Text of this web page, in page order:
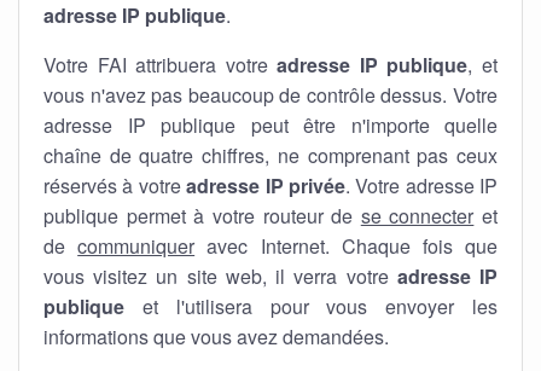
adresse IP publique.
Votre FAI attribuera votreadresse IP publique, et
vous n'avez pas beaucoup de contrôle dessus. Votre
adresse IP publique peut être n'importe quelle
chaîne de quatre chiffres, ne comprenant pas ceux
réservés à votreadresse IP privée. Votre adresse IP
publique permet à votre routeur de se connecter et
decommuniquer avec Internet. Chaque fois que
vous visitez un site web, il verra votre adresse IP
publique et l'utilisera pour vous envoyer les
informations que vous avez demandées.